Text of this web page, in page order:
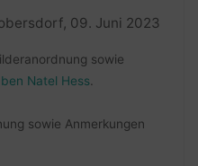
sowie
Natel Hess
sowie Anmerkungen